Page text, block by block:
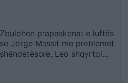
Zbulohen prapaskenat e luftës
së Jorge Messit me problemet
shëndetësore, Leo shqyrtoi